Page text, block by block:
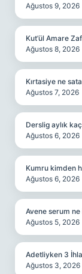
Ağustos 9, 2026
Kut’ül Amare
Ağustos 8, 2026
Kırtasiye ne
Ağustos 7, 2026
Derslig aylık
Ağustos 6, 2026
Kumru kimden
Ağustos 6, 2026
Avene serum
Ağustos 5, 2026
Adetliyken 3
Ağustos 3, 2026